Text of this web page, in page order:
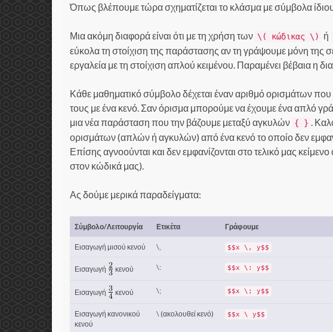
Όπως βλέπουμε τώρα σχηματίζεται το κλάσμα με σύμβολα
Μια ακόμη διαφορά είναι ότι με τη χρήση των \( κώδικας \) ή
εύκολα τη στοίχιση της παράστασης αν τη γράψουμε μόνη της
εργαλεία με τη στοίχιση απλού κειμένου. Παραμένει βέβαια η
Κάθε μαθηματικό σύμβολο δέχεται έναν αριθμό ορισμάτων που
τους με ένα κενό. Σαν όρισμα μπορούμε να έχουμε ένα απλό
μια νέα παράσταση που την βάζουμε μεταξύ αγκυλών { } .
ορισμάτων (απλών ή αγκυλών) από ένα κενό το οποίο δεν
Επίσης αγνοούνται και δεν εμφανίζονται στο τελικό μας
στον κώδικά μας).
Ας δούμε μερικά παραδείγματα:
Σύμβολο/Λειτουργία Ετικέτα Γράφουμε
Εισαγωγή μισού κενού \, $$x \, y$$
Εισαγωγή κενού \: $$x \: y$$
Εισαγωγή κενού \; $$x \; y$$
Εισαγωγή κανονικού
κενού
\ (ακολουθεί κενό) $$x \ y$$